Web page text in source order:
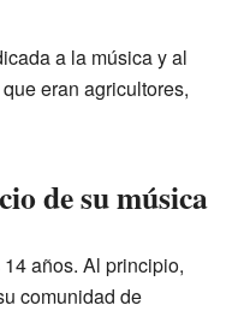
a la música y al
eran agricultores,
de su música
años. Al principio,
comunidad de